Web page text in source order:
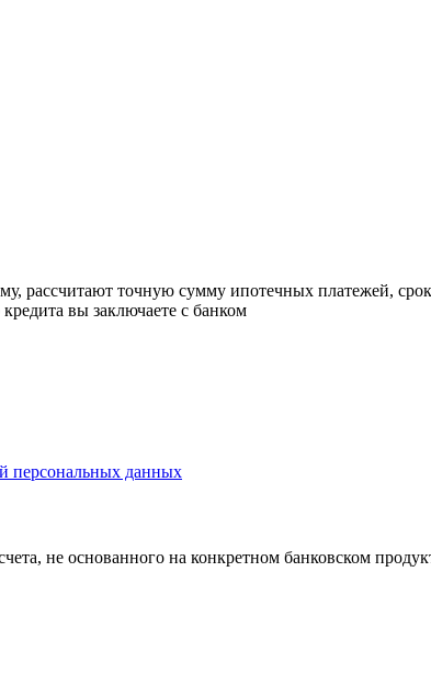
рассчитают точную сумму ипотечных платежей,
вы заключаете с банком
персональных данных
не основанного на конкретном банковском